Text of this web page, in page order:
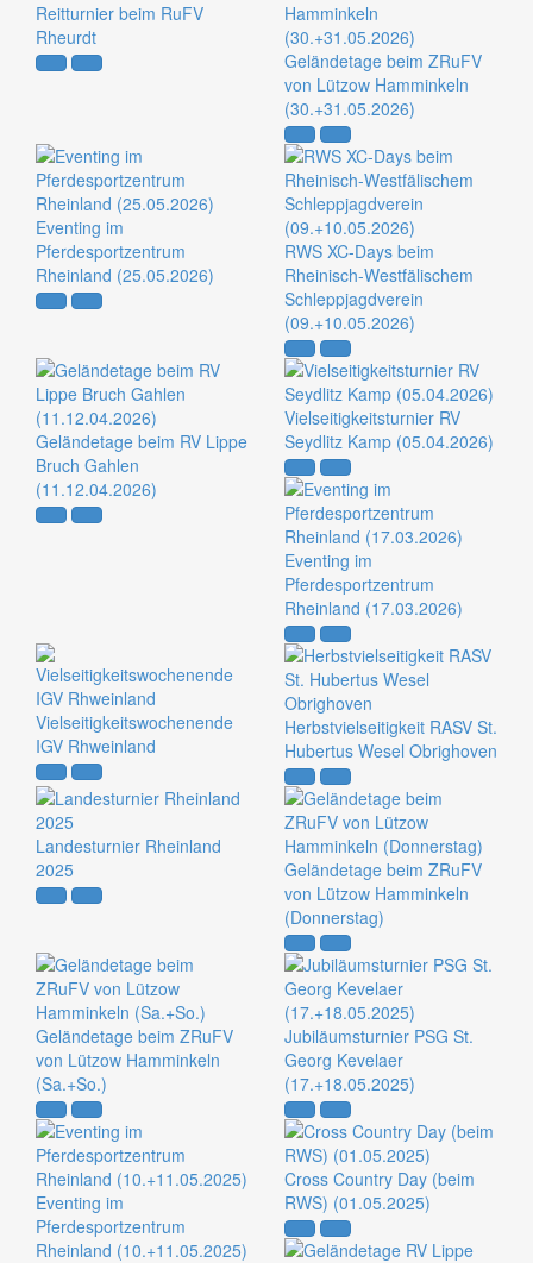
Reitturnier beim RuFV
Rheurdt
Geländetage beim ZRuFV
von Lützow Hamminkeln
(30.+31.05.2026)
Eventing im
Pferdesportzentrum
Rheinland (25.05.2026)
RWS XC-Days beim
Rheinisch-Westfälischem
Schleppjagdverein
(09.+10.05.2026)
Geländetage beim RV Lippe
Bruch Gahlen
(11.12.04.2026)
Vielseitigkeitsturnier RV
Seydlitz Kamp (05.04.2026)
Eventing im
Pferdesportzentrum
Rheinland (17.03.2026)
Vielseitigkeitswochenende
IGV Rhweinland
Herbstvielseitigkeit RASV St.
Hubertus Wesel Obrighoven
Landesturnier Rheinland
2025
Geländetage beim ZRuFV
von Lützow Hamminkeln
(Donnerstag)
Geländetage beim ZRuFV
von Lützow Hamminkeln
(Sa.+So.)
Jubiläumsturnier PSG St.
Georg Kevelaer
(17.+18.05.2025)
Eventing im
Pferdesportzentrum
Rheinland (10.+11.05.2025)
Cross Country Day (beim
RWS) (01.05.2025)